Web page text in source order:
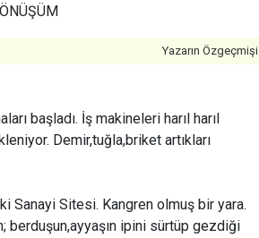
Yazarın Özgeçmişi
başladı. İş makineleri harıl harıl
Demir,tuğla,briket artıkları
Sanayi Sitesi. Kangren olmuş bir yara.
berduşun,ayyaşın ipini sürtüp gezdiği